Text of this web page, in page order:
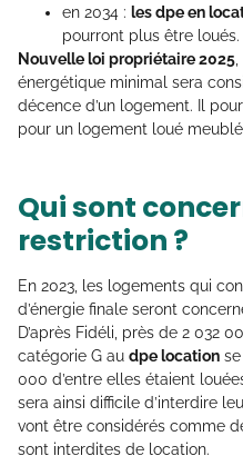
en 2034 : les dpe en
pourront plus être loués.
Nouvelle loi propriétaire 2025
énergétique minimal sera
décence d’un logement. Il
pour un logement loué
Qui sont
restriction ?
En 2023, les logements qui
d’énergie finale seront
D’après Fidéli, près de 2 032
catégorie G au dpe location
000 d’entre elles étaient
sera ainsi difficile d’interdire
vont être considérés comme
sont interdites de location.